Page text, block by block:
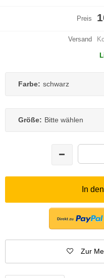
Preis
Versand
Farbe: schwarz
Größe: Bitte wählen
In
Zur